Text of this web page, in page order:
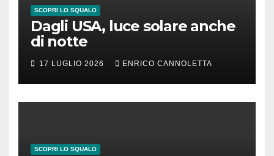
SCOPRI LO SQUALO
Dagli USA, luce solare anche
di notte
17 LUGLIO 2026 ENRICO CANNOLETTA
SCOPRI LO SQUALO